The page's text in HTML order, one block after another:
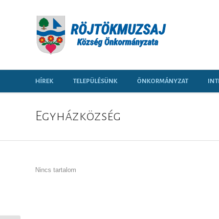
HÍREK TELEPÜLÉSÜNK ÖNKORMÁNYZAT
Egyházközség
Nincs tartalom